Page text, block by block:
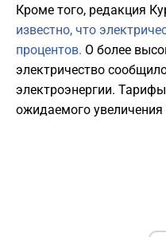
Кроме того, редакция
известно, что
процентов. О более
электричество
электроэнергии.
ожидаемого увеличения